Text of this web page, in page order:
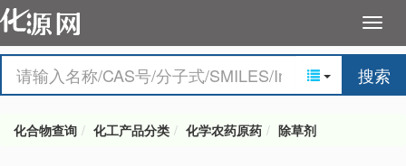
搜索
化合物查询 化工产品分类 化学农药原药 除草剂